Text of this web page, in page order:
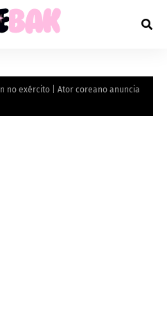
no exército | Ator coreano anuncia